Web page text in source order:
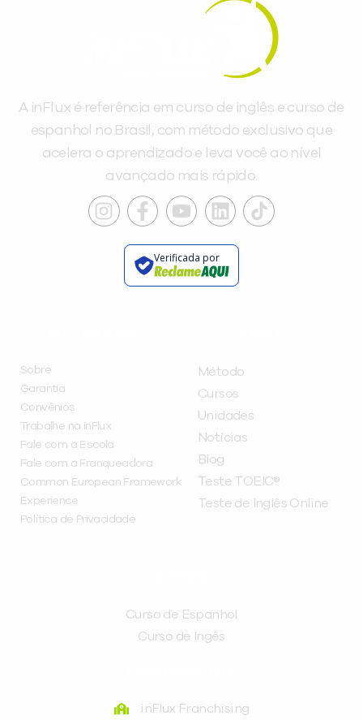
A inFlux é referência em curso de inglês e curso de
espanhol no Brasil, com método exclusivo que
acelera o aprendizado e leva você ao nível
avançado mais rápido.
Verificada por
Sobre
Garantia
Convênios
Trabalhe na inFlux
Fale com a Escola
Fale com a Franqueadora
Common European Framework
Experience
Política de Privacidade
Método
Cursos
Unidades
Notícias
Blog
Teste TOEIC®
Teste de Inglês Online
Curso de Espanhol
Curso de Ingês
inFlux Franchising